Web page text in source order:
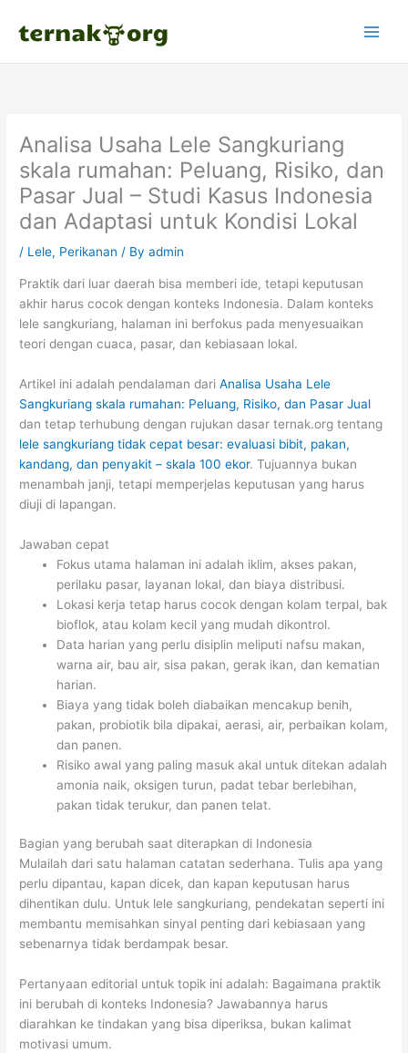
Analisa Usaha Lele Sangkuriang
skala rumahan: Peluang, Risiko, dan
Pasar Jual – Studi Kasus Indonesia
dan Adaptasi untuk Kondisi Lokal
/ Lele, Perikanan / Byadmin
Praktik dari luar daerah bisa memberi ide, tetapi keputusan
akhir harus cocok dengan konteks Indonesia. Dalam konteks
lele sangkuriang, halaman ini berfokus pada menyesuaikan
teori dengan cuaca, pasar, dan kebiasaan lokal.
Artikel ini adalah pendalaman dariAnalisa Usaha Lele
Sangkuriang skala rumahan: Peluang, Risiko, dan Pasar Jual
dan tetap terhubung dengan rujukan dasar ternak.org tentang
lele sangkuriang tidak cepat besar: evaluasi bibit, pakan,
kandang, dan penyakit – skala 100 ekor. Tujuannya bukan
menambah janji, tetapi memperjelas keputusan yang harus
diuji di lapangan.
Jawaban cepat
Fokus utama halaman ini adalah iklim, akses pakan,
perilaku pasar, layanan lokal, dan biaya distribusi.
Lokasi kerja tetap harus cocok dengan kolam terpal, bak
bioflok, atau kolam kecil yang mudah dikontrol.
Data harian yang perlu disiplin meliputi nafsu makan,
warna air, bau air, sisa pakan, gerak ikan, dan kematian
harian.
Biaya yang tidak boleh diabaikan mencakup benih,
pakan, probiotik bila dipakai, aerasi, air, perbaikan kolam,
dan panen.
Risiko awal yang paling masuk akal untuk ditekan adalah
amonia naik, oksigen turun, padat tebar berlebihan,
pakan tidak terukur, dan panen telat.
Bagian yang berubah saat diterapkan di Indonesia
Mulailah dari satu halaman catatan sederhana. Tulis apa yang
perlu dipantau, kapan dicek, dan kapan keputusan harus
dihentikan dulu. Untuk lele sangkuriang, pendekatan seperti ini
membantu memisahkan sinyal penting dari kebiasaan yang
sebenarnya tidak berdampak besar.
Pertanyaan editorial untuk topik ini adalah: Bagaimana praktik
ini berubah di konteks Indonesia? Jawabannya harus
diarahkan ke tindakan yang bisa diperiksa, bukan kalimat
motivasi umum.